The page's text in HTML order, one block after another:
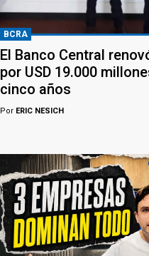
BCRA
El Banco Central
por USD 19.000
cinco años
Por ERIC NESICH